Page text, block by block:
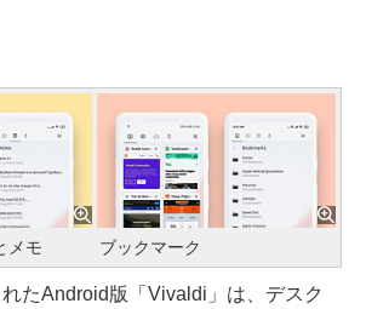
メモ ブックマーク
たAndroid版「Vivaldi」は、デスク